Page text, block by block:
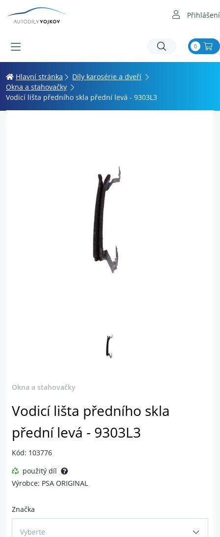
Přihlášení
0
Hlavní stránka
Díly karosérie a dveří
Okna a stahovačky
Vodicí lišta předního skla přední levá - 9303L3
Okna a stahovačky
Vodicí lišta předního skla
přední levá - 9303L3
Kód: 103776
použitý díl
Výrobce: PSA ORIGINAL
Značka
Vyberte